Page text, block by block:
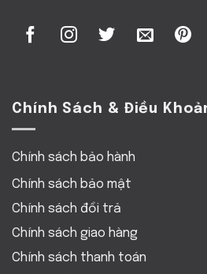
Chính Sách & Điều
Chính sách bảo hành
Chính sách bảo mật
Chính sách đổi trả
Chính sách giao hàng
Chính sách thanh toán